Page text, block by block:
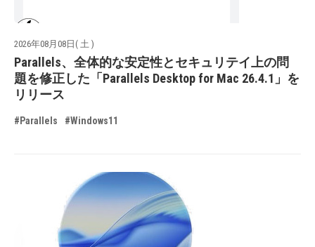
2026年08月08日( 土 )
Parallels、全体的な安定性とセキュリテイ上の問
題を修正した「Parallels Desktop for Mac 26.4.1」を
リリース
#Parallels #Windows11